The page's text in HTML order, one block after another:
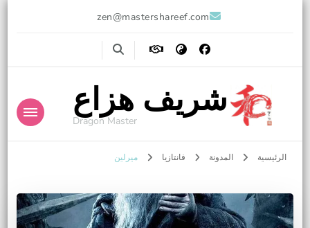
zen@mastershareef.com
شريف هزاع
Dragon Master
الرئيسية المدونة فانتازيا ميرلين